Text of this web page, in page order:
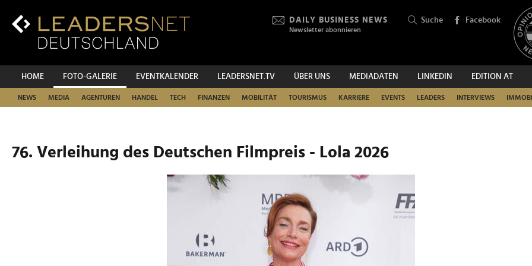
Inhalt
Hauptnavigation
DAILY BUSINESS NEWS
Newsletter abonnieren
Suche Facebook
HOME FOTO-GALERIE EVENTKALENDER LEADERSNET.TV ÜBER UNS MEDIADATEN LINKEDIN EDITION AT
NEWS MEDIA AGENTUREN HANDEL TECH FINANZEN MOBILITÄT TOURISMUS KARRIERE EVENTS LEADERS INTERVIEWS
SUCHEN
76. Verleihung des Deutschen Filmpreis - Lola 2026